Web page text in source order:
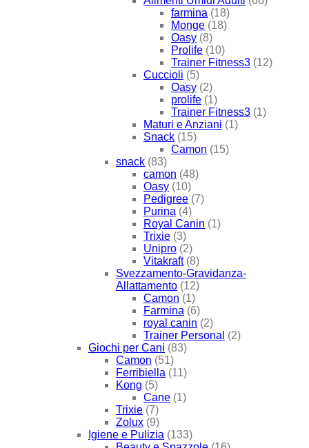
farmina (18)
Monge (18)
Oasy (8)
Prolife (10)
Trainer Fitness3 (12)
Cuccioli (5)
Oasy (2)
prolife (1)
Trainer Fitness3 (1)
Maturi e Anziani (1)
Snack (15)
Camon (15)
snack (83)
camon (48)
Oasy (10)
Pedigree (7)
Purina (4)
Royal Canin (1)
Trixie (3)
Unipro (2)
Vitakraft (8)
Svezzamento-Gravidanza-
Allattamento (12)
Camon (1)
Farmina (6)
royal canin (2)
Trainer Personal (2)
Giochi per Cani (83)
Camon (51)
Ferribiella (11)
Kong (5)
Cane (1)
Trixie (7)
Zolux (9)
Igiene e Pulizia (133)